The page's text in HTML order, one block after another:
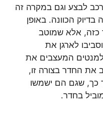
לבצע וגם במקרה זה
הכוונה. באופן
כזה, אלא שמוטב
לארגן את
המעצבים את
את החדר בצורה זו,
כך, שגם הם ישמשו
בחדר.